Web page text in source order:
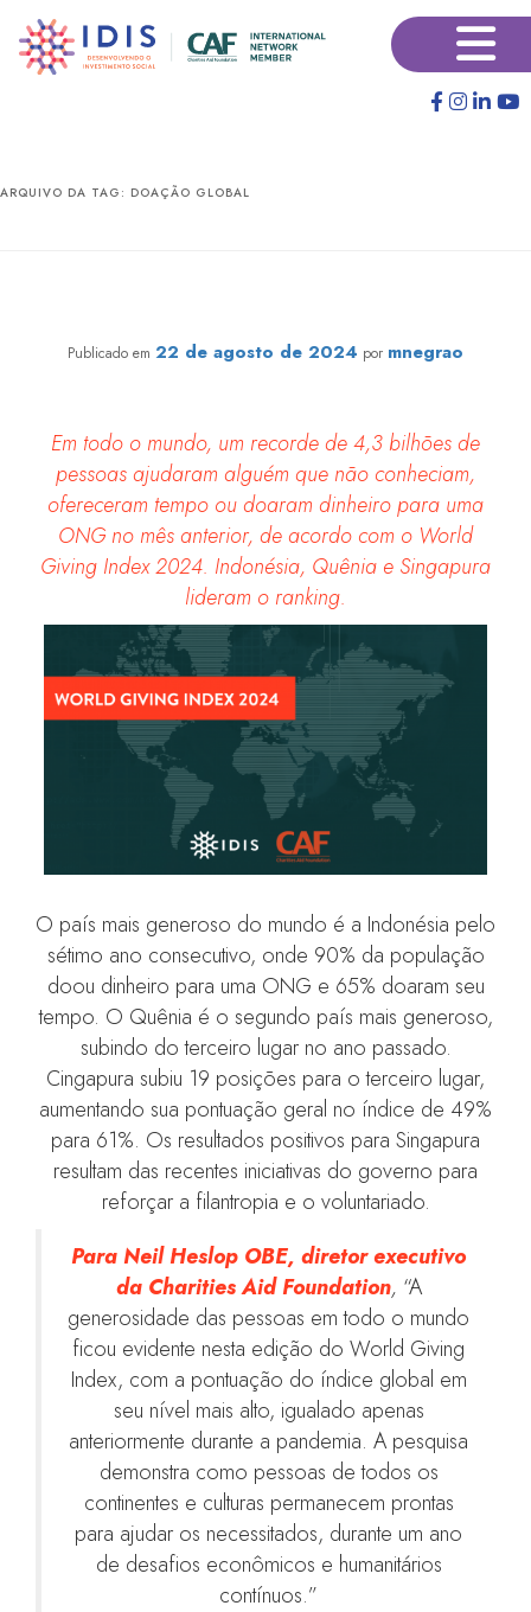
para
para
×
ARQUIVO DA TAG: DOAÇÃO GLOBAL
Publicado em 22 de agosto de 2024 por mnegrao
Em todo o mundo, um recorde de 4,3 bilhões de
pessoas ajudaram alguém que não conheciam,
ofereceram tempo ou doaram dinheiro para uma
ONG no mês anterior, de acordo com o World
Giving Index 2024. Indonésia, Quênia e Singapura
lideram o ranking.
O país mais generoso do mundo é a Indonésia pelo
sétimo ano consecutivo, onde 90% da população
doou dinheiro para uma ONG e 65% doaram seu
tempo. O Quênia é o segundo país mais generoso,
subindo do terceiro lugar no ano passado.
Cingapura subiu 19 posições para o terceiro lugar,
aumentando sua pontuação geral no índice de 49%
para 61%. Os resultados positivos para Singapura
resultam das recentes iniciativas do governo para
reforçar a filantropia e o voluntariado.
Para Neil Heslop OBE, diretor executivo
da Charities Aid Foundation, “A
generosidade das pessoas em todo o mundo
ficou evidente nesta edição do World Giving
Index, com a pontuação do índice global em
seu nível mais alto, igualado apenas
anteriormente durante a pandemia. A pesquisa
demonstra como pessoas de todos os
continentes e culturas permanecem prontas
para ajudar os necessitados, durante um ano
de desafios econômicos e humanitários
contínuos.”